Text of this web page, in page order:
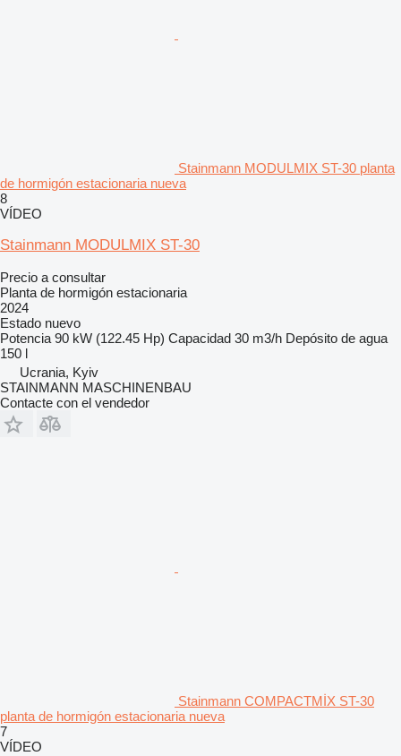
Stainmann MODULMIX ST-30 planta
de hormigón estacionaria nueva
8
VÍDEO
Stainmann MODULMIX ST-30
Precio a consultar
Planta de hormigón estacionaria
2024
Estado nuevo
Potencia 90 kW (122.45 Hp) Capacidad 30 m3/h Depósito de agua
150 l
Ucrania, Kyiv
STAINMANN MASCHINENBAU
Contacte con el vendedor
Stainmann COMPACTMİX ST-30
planta de hormigón estacionaria nueva
7
VÍDEO